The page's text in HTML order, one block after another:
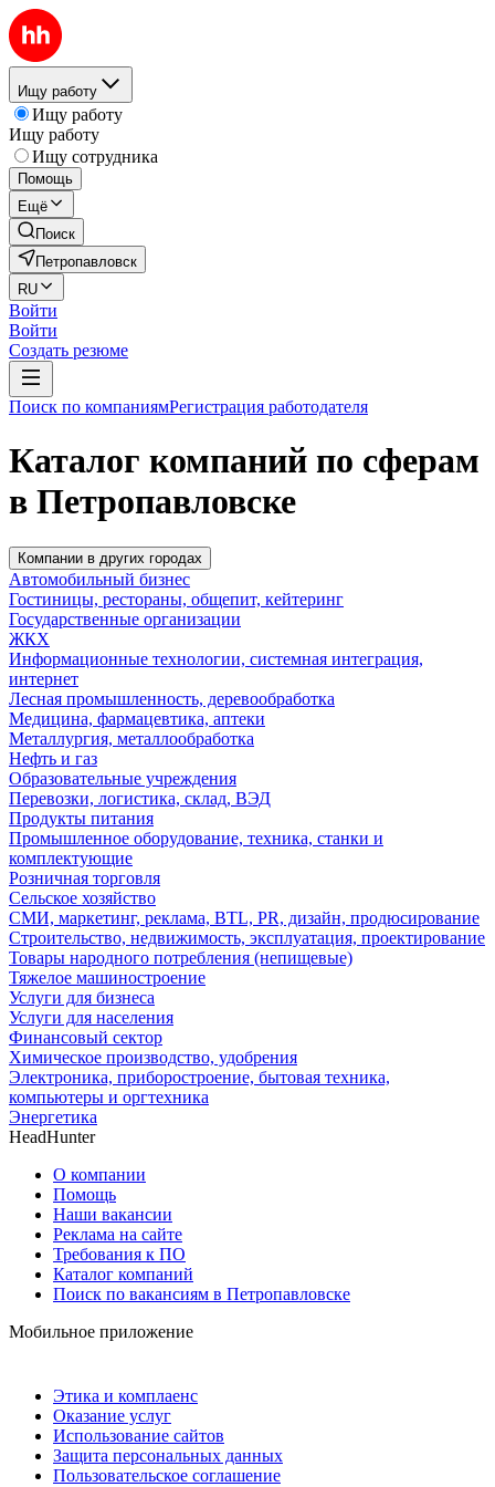
Ищу работу
Ищу работу
Ищу работу
Ищу сотрудника
Помощь
Ещё
Поиск
Петропавловск
RU
Войти
Войти
Создать резюме
Поиск по компаниямРегистрация работодателя
Каталог компаний по сферам
в Петропавловске
Компании в других городах
Автомобильный бизнес
Гостиницы, рестораны, общепит, кейтеринг
Государственные организации
ЖКХ
Информационные технологии, системная интеграция,
интернет
Лесная промышленность, деревообработка
Медицина, фармацевтика, аптеки
Металлургия, металлообработка
Нефть и газ
Образовательные учреждения
Перевозки, логистика, склад, ВЭД
Продукты питания
Промышленное оборудование, техника, станки и
комплектующие
Розничная торговля
Сельское хозяйство
СМИ, маркетинг, реклама, BTL, PR, дизайн, продюсирование
Строительство, недвижимость, эксплуатация, проектирование
Товары народного потребления (непищевые)
Тяжелое машиностроение
Услуги для бизнеса
Услуги для населения
Финансовый сектор
Химическое производство, удобрения
Электроника, приборостроение, бытовая техника,
компьютеры и оргтехника
Энергетика
HeadHunter
О компании
Помощь
Наши вакансии
Реклама на сайте
Требования к ПО
Каталог компаний
Поиск по вакансиям в Петропавловске
Мобильное приложение
Этика и комплаенс
Оказание услуг
Использование сайтов
Защита персональных данных
Пользовательское соглашение